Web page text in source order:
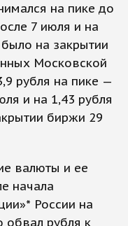
на пике до
7 июля и на
на закрытии
Московской
рубля на пике —
и на 1,43 рубля
биржи 29
валюты и ее
начала
России на
обвал рубля к